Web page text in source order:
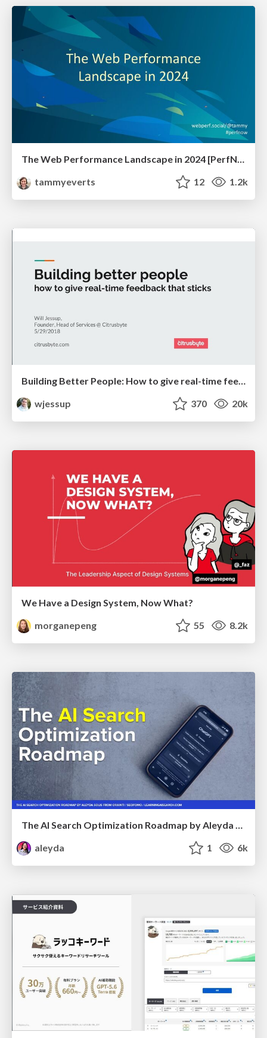
tammyeverts
12 1.2k
Building Better People: How to give real-time feedback that sticks.
wjessup
370 20k
We Have a Design System, Now What?
morganepeng
55 8.2k
The AI Search Optimization Roadmap by Aleyda Solis
aleyda
1 6k